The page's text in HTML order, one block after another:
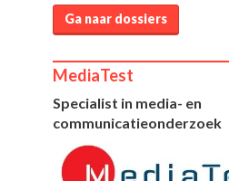
Ga naar dossiers
MediaTest
Specialist in media- en
communicatieonderzoek